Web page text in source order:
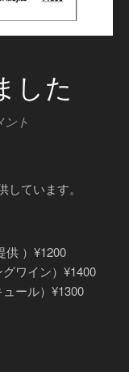
した
ント
ています。
供 ）¥1200
グワイン）¥1400
ュール）¥1300